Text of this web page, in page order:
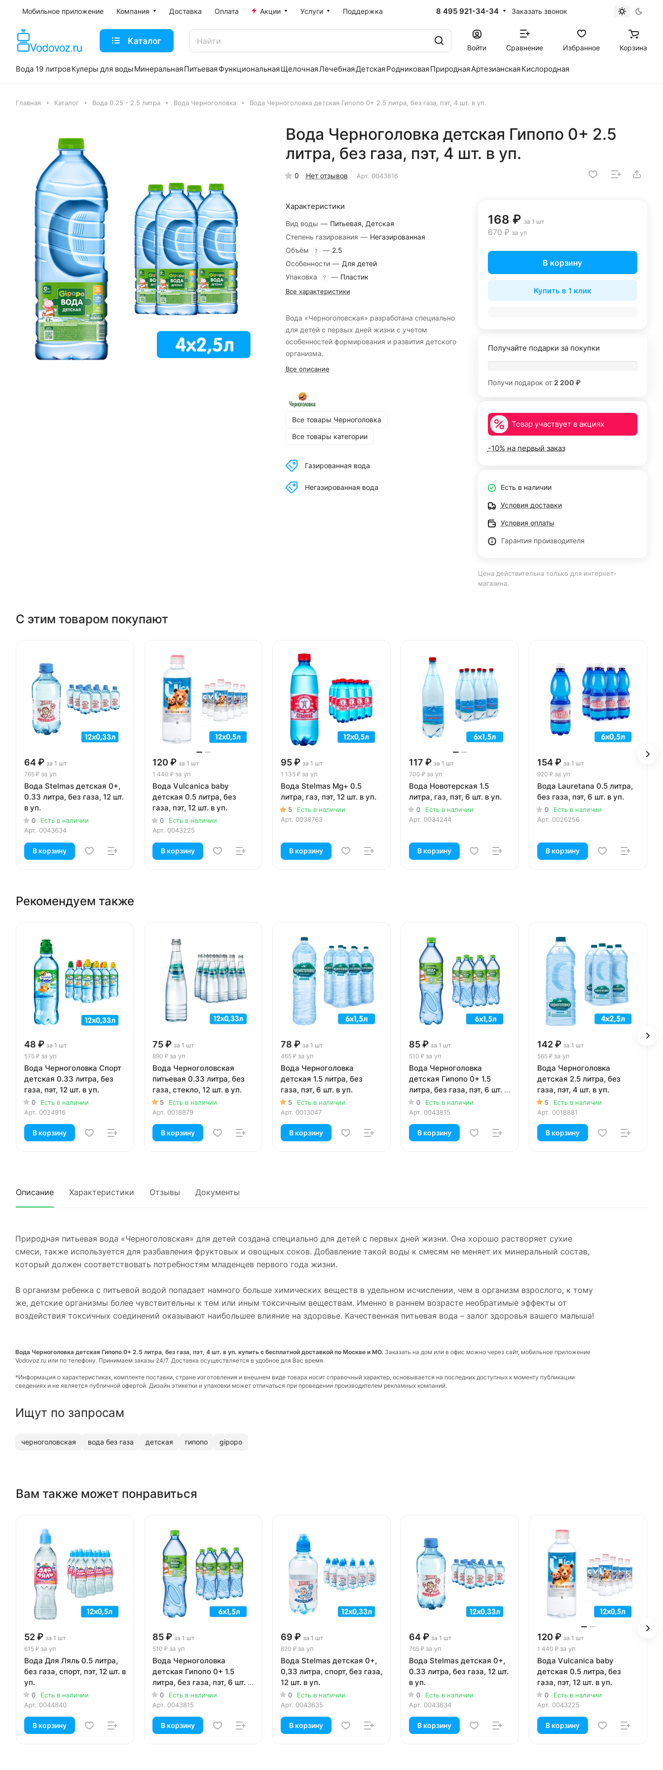
Мобильное приложение Компания Доставка Оплата Акции Услуги Поддержка 8 495 921-34-34 Заказать звонок
Каталог
Войти Сравнение Избранное Корзина
Вода 19 литровКулеры для воды МинеральнаяПитьеваяФункциональнаяЩелочнаяЛечебнаяДетскаяРодниковаяПрироднаяАртезианскаяКислородная
Главная Каталог Вода 0.25 - 2.5 литра Вода Черноголовка Вода Черноголовка детская Гипопо 0+ 2.5 литра, без газа, пэт, 4 шт. в уп.
Вода Черноголовка детская Гипопо 0+ 2.5
литра, без газа, пэт, 4 шт. в уп.
0 Нет отзывов Арт. 0043816
Характеристики
Вид воды — Питьевая, Детская
Степень газирования — Негазированная
Объём
? — 2.5
Особенности — Для детей
Упаковка
? — Пластик
Все характеристики
Вода «Черноголовская» разработана специально
для детей с первых дней жизни с учетом
особенностей формирования и развития детского
организма.
Все описание
Все товары Черноголовка
Все товары категории
Газированная вода
Негазированная вода
168 ₽ за 1 шт
670 ₽ за уп
В корзину
Купить в 1 клик
Получайте подарки за покупки
Получи подарок от 2 200 ₽
Товар участвует в акциях
-10% на первый заказ
Есть в наличии
Условия доставки
Условия оплаты
Гарантия производителя
Цена действительна только для интернет-
магазина.
С этим товаром покупают
64 ₽ за 1 шт
765 ₽ за уп
Вода Stelmas детская 0+,
0.33 литра, без газа, 12 шт.
в уп.
0
Есть в наличии
Арт. 0043634
В корзину
120 ₽ за 1 шт
1 440 ₽ за уп
Вода Vulcanica baby
детская 0.5 литра, без
газа, пэт, 12 шт. в уп.
0
Есть в наличии
Арт. 0043225
В корзину
95 ₽ за 1 шт
1 135 ₽ за уп
Вода Stelmas Mg+ 0.5
литра, газ, пэт, 12 шт. в уп.
5
Есть в наличии
Арт. 0038763
В корзину
117 ₽ за 1 шт
700 ₽ за уп
Вода Новотерская 1.5
литра, газ, пэт, 6 шт. в уп.
0
Есть в наличии
Арт. 0034244
В корзину
154 ₽ за 1 шт
920 ₽ за уп
Вода Lauretana 0.5 литра,
без газа, пэт, 6 шт. в уп.
0
Есть в наличии
Арт. 0026256
В корзину
Рекомендуем также
48 ₽ за 1 шт
575 ₽ за уп
Вода Черноголовка Спорт
детская 0.33 литра, без
газа, пэт, 12 шт. в уп.
0
Есть в наличии
Арт. 0024916
В корзину
75 ₽ за 1 шт
890 ₽ за уп
Вода Черноголовская
питьевая 0.33 литра, без
газа, стекло, 12 шт. в уп.
5
Есть в наличии
Арт. 0018879
В корзину
78 ₽ за 1 шт
465 ₽ за уп
Вода Черноголовка
детская 1.5 литра, без
газа, пэт, 6 шт. в уп.
5
Есть в наличии
Арт. 0013047
В корзину
85 ₽ за 1 шт
510 ₽ за уп
Вода Черноголовка
детская Гипопо 0+ 1.5
литра, без газа, пэт, 6 шт. в
уп.
0
Есть в наличии
Арт. 0043815
В корзину
142 ₽ за 1 шт
565 ₽ за уп
Вода Черноголовка
детская 2.5 литра, без
газа, пэт, 4 шт. в уп.
5
Есть в наличии
Арт. 0018881
В корзину
Описание Характеристики Отзывы Документы
Природная питьевая вода «Черноголовская» для детей создана специально для детей с первых дней жизни. Она хорошо растворяет сухие
смеси, также используется для разбавления фруктовых и овощных соков. Добавление такой воды к смесям не меняет их минеральный состав,
который должен соответствовать потребностям младенцев первого года жизни.
В организм ребенка с питьевой водой попадает намного больше химических веществ в удельном исчислении, чем в организм взрослого, к тому
же, детские организмы более чувствительны к тем или иным токсичным веществам. Именно в раннем возрасте необратимые эффекты от
воздействия токсичных соединений оказывают наибольшее влияние на здоровье. Качественная питьевая вода – залог здоровья вашего малыша!
Вода Черноголовка детская Гипопо 0+ 2.5 литра, без газа, пэт, 4 шт. в уп. купить с бесплатной доставкой по Москве и МО. Заказать на дом или в офис можно через сайт, мобильное приложение
Vodovoz.ru или по телефону. Принимаем заказы 24/7. Доставка осуществляется в удобное для Вас время.
*Информация о характеристиках, комплекте поставки, стране изготовления и внешнем виде товара носит справочный характер, основывается на последних доступных к моменту публикации
сведениях и не является публичной офертой. Дизайн этикетки и упаковки может отличаться при проведении производителем рекламных компаний.
Ищут по запросам
черноголовская вода без газа детская гипопо gipopo
Вам также может понравиться
52 ₽ за 1 шт
615 ₽ за уп
Вода Для Ляль 0.5 литра,
без газа, спорт, пэт, 12 шт. в
уп.
0
Есть в наличии
Арт. 0044840
В корзину
85 ₽ за 1 шт
510 ₽ за уп
Вода Черноголовка
детская Гипопо 0+ 1.5
литра, без газа, пэт, 6 шт. в
уп.
0
Есть в наличии
Арт. 0043815
В корзину
69 ₽ за 1 шт
820 ₽ за уп
Вода Stelmas детская 0+,
0,33 литра, спорт, без газа,
12 шт. в уп.
0
Есть в наличии
Арт. 0043635
В корзину
64 ₽ за 1 шт
765 ₽ за уп
Вода Stelmas детская 0+,
0.33 литра, без газа, 12 шт.
в уп.
0
Есть в наличии
Арт. 0043634
В корзину
120 ₽ за 1 шт
1 440 ₽ за уп
Вода Vulcanica baby
детская 0.5 литра, без
газа, пэт, 12 шт. в уп.
0
Есть в наличии
Арт. 0043225
В корзину